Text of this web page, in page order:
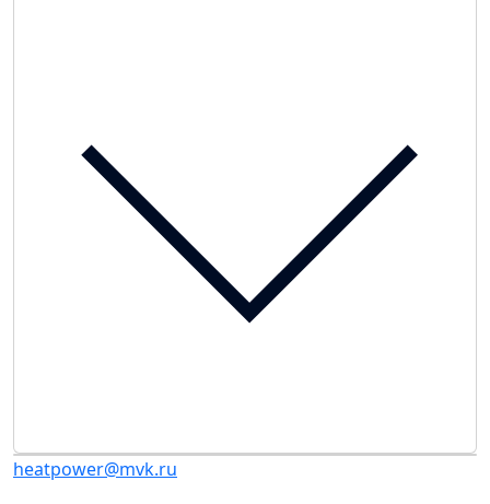
heatpower@mvk.ru